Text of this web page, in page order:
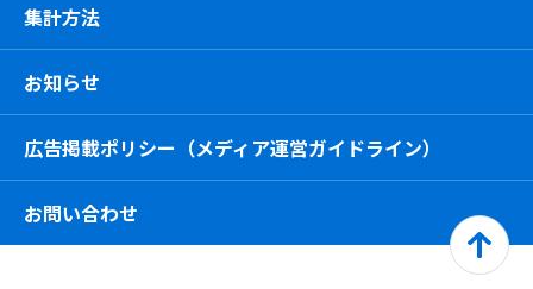
集計方法
お知らせ
広告掲載ポリシー（メディア運営ガイドライン）
お問い合わせ